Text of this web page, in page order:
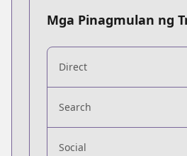
Mga Pinagmulan ng
Direct
Search
Social